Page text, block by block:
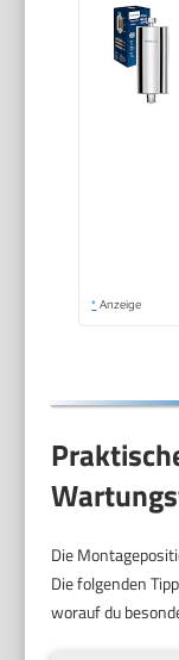
* Anzeige
Die
Die folgenden
worauf du